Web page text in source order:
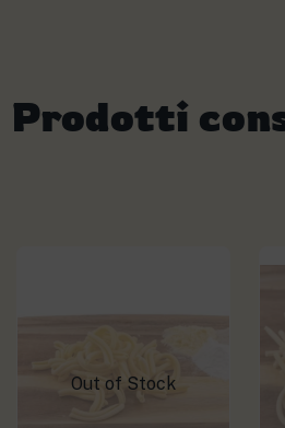
Prodotti
Out of Stock